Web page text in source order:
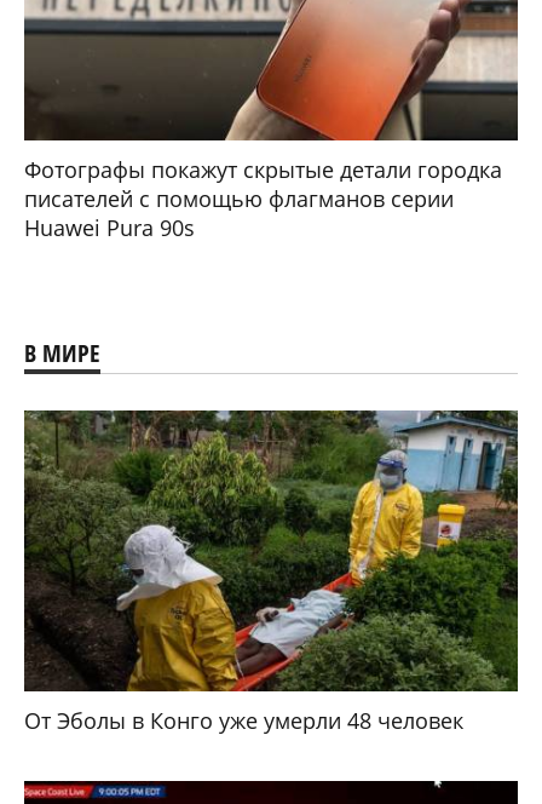
Фотографы покажут скрытые детали городка
писателей с помощью флагманов серии
Huawei Pura 90s
В МИРЕ
От Эболы в Конго уже умерли 48 человек